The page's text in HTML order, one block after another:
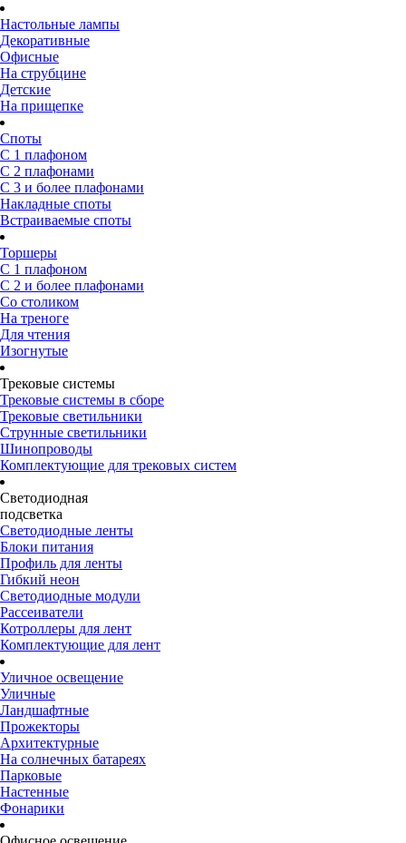
Настольные лампы
Декоративные
Офисные
На струбцине
Детские
На прищепке
Споты
С 1 плафоном
С 2 плафонами
С 3 и более плафонами
Накладные споты
Встраиваемые споты
Торшеры
С 1 плафоном
С 2 и более плафонами
Со столиком
На треноге
Для чтения
Изогнутые
Трековые системы
Трековые системы в сборе
Трековые светильники
Струнные светильники
Шинопроводы
Комплектующие для трековых систем
Светодиодная
подсветка
Светодиодные ленты
Блоки питания
Профиль для ленты
Гибкий неон
Светодиодные модули
Рассеиватели
Котроллеры для лент
Комплектующие для лент
Уличное освещение
Уличные
Ландшафтные
Прожекторы
Архитектурные
На солнечных батареях
Парковые
Настенные
Фонарики